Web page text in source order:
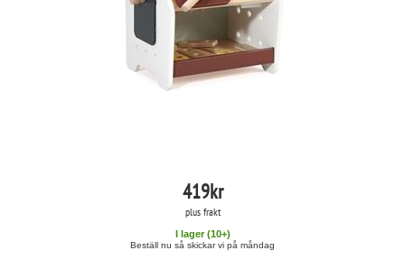
419kr
plus frakt
I lager (10+)
Beställ nu så skickar vi på måndag